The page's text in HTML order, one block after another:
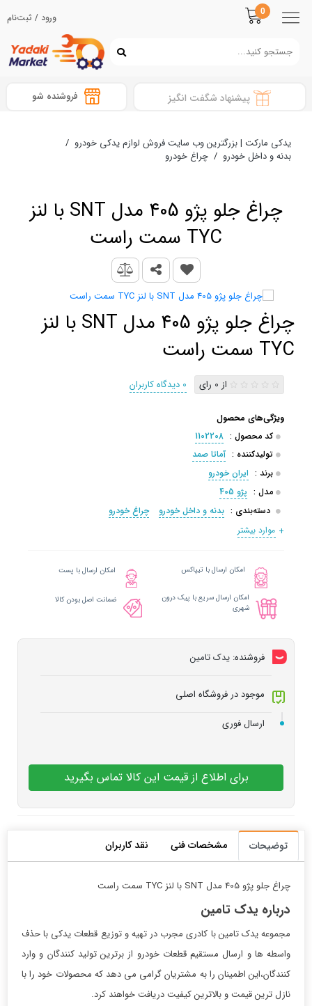
0 ورود / ثبت‌نام
پیشنهاد شگفت انگیز فروشنده شو
یدکی مارکت | بزرگترین وب سایت فروش لوازم یدکی خودرو /
بدنه و داخل خودرو / چراغ خودرو
چراغ جلو پژو 405 مدل SNT با لنز
TYC سمت راست
چراغ جلو پژو 405 مدل SNT با لنز
TYC سمت راست
از 0 رای 0 دیدگاه کاربران
ویژگی‌های محصول
کد محصول : 1102208
تولیدکننده : آماتا صمد
برند : ایران خودرو
مدل : پژو 405
دسته‌بندی : بدنه و داخل خودرو
چراغ خودرو
موارد بیشتر
امکان ارسال با تیپاکس امکان ارسال با پست
امکان ارسال سریع با پیک درون
شهری
ضمانت اصل بودن کالا
فروشنده: یدک تامین
موجود در فروشگاه اصلی
ارسال فوری
برای اطلاع از قیمت این کالا تماس بگیرید
توضیحات مشخصات فنی نقد کاربران
چراغ جلو پژو 405 مدل SNT با لنز TYC سمت راست
درباره یدک تامین
مجموعه یدک تامین با کادری مجرب در تهیه و توزیع قطعات یدکی با حذف
واسطه ها و ارسال مستقیم قطعات خودرو از برترین تولید کنندگان و وارد
کنندگان،این اطمینان را به مشتریان گرامی می دهد که محصولات خود را با
نازل ترین قیمت و بالاترین کیفیت دریافت خواهند کرد.